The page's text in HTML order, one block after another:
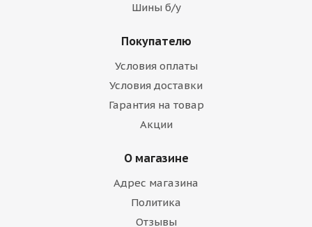
Шины б/у
Покупателю
Условия оплаты
Условия доставки
Гарантия на товар
Акции
О магазине
Адрес магазина
Политика
Отзывы